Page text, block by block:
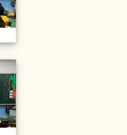
20211206校內語文競賽